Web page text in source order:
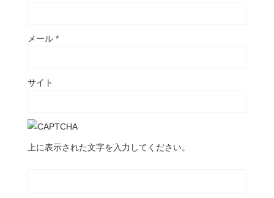
メール *
サイト
上に表示された文字を入力してください。